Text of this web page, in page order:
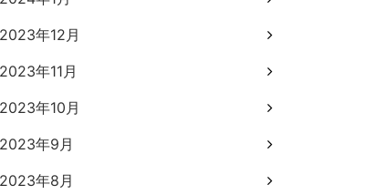
2023年12月
2023年11月
2023年10月
2023年9月
2023年8月